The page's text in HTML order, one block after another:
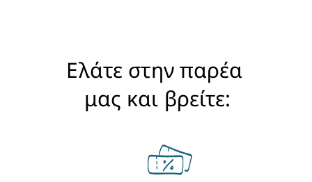
Ελάτε στην παρέα
μας και βρείτε: